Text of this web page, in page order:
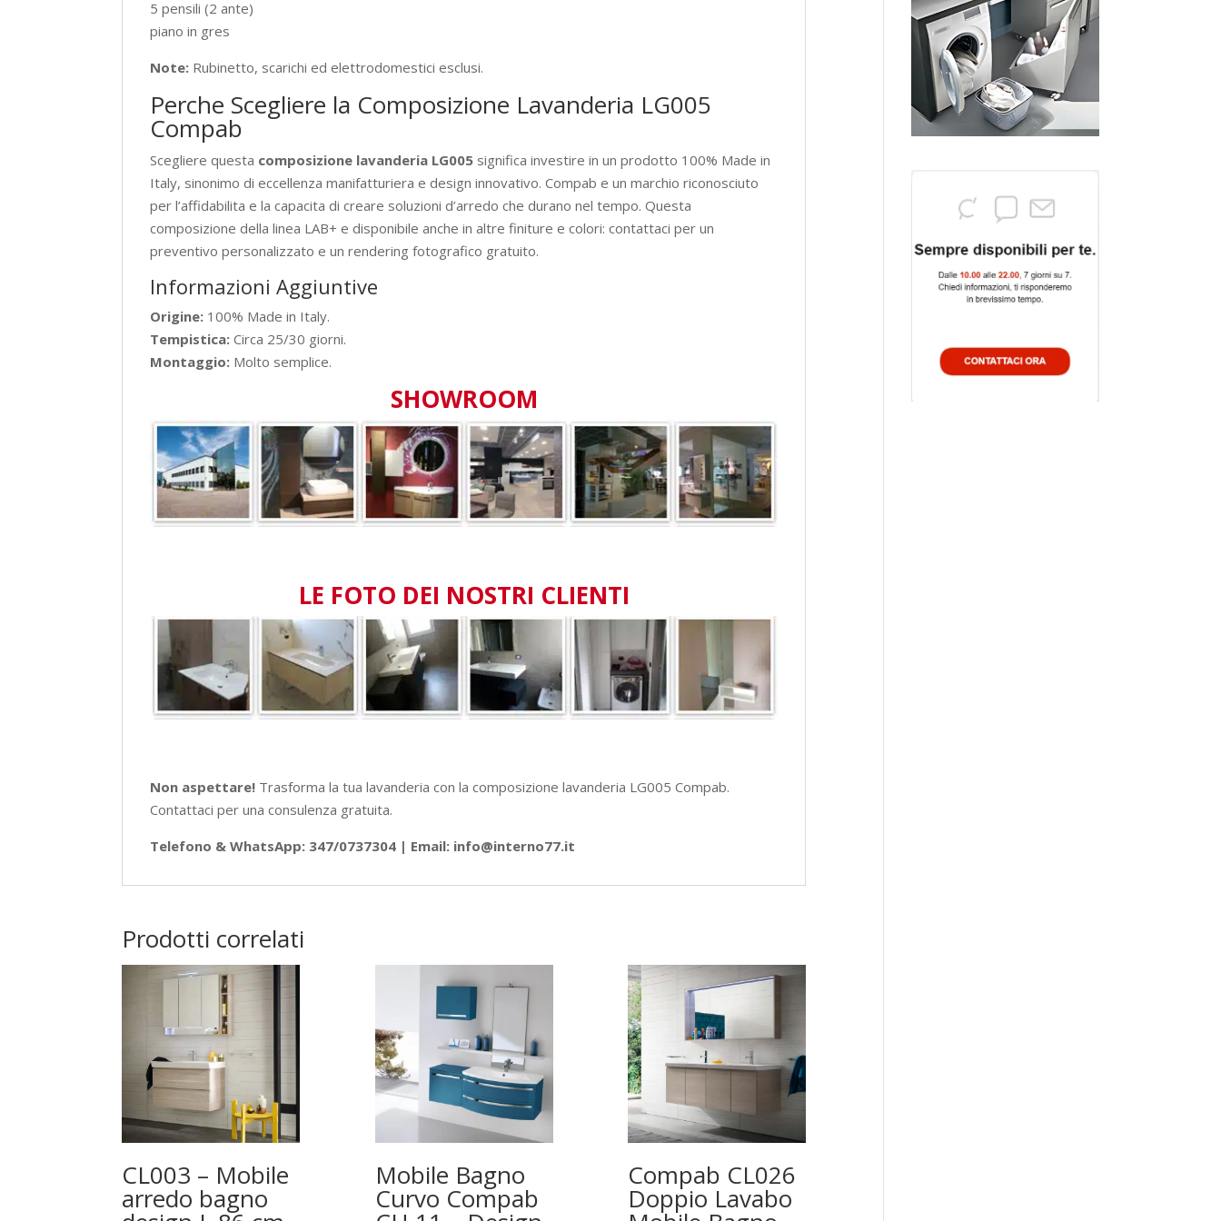
5 pensili (2 ante)
piano in gres
Note: Rubinetto, scarichi ed elettrodomestici esclusi.
Perche Scegliere la Composizione Lavanderia LG005
Compab
Scegliere questa composizione lavanderia LG005 significa investire in un prodotto 100% Made in
Italy, sinonimo di eccellenza manifatturiera e design innovativo. Compab e un marchio riconosciuto
per l’affidabilita e la capacita di creare soluzioni d’arredo che durano nel tempo. Questa
composizione della linea LAB+ e disponibile anche in altre finiture e colori: contattaci per un
preventivo personalizzato e un rendering fotografico gratuito.
Informazioni Aggiuntive
Origine: 100% Made in Italy.
Tempistica: Circa 25/30 giorni.
Montaggio: Molto semplice.
SHOWROOM
LE FOTO DEI NOSTRI CLIENTI
Non aspettare! Trasforma la tua lavanderia con la composizione lavanderia LG005 Compab.
Contattaci per una consulenza gratuita.
Telefono & WhatsApp: 347/0737304 | Email: info@interno77.it
Prodotti correlati
CL003 – Mobile
arredo bagno
Mobile Bagno
Curvo Compab
Compab CL026
Doppio Lavabo